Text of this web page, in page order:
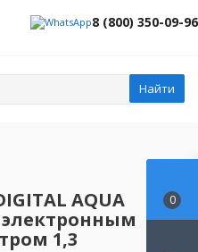
8 (800) 350-09-96
Найти
AQUA
электронным
1,3
0